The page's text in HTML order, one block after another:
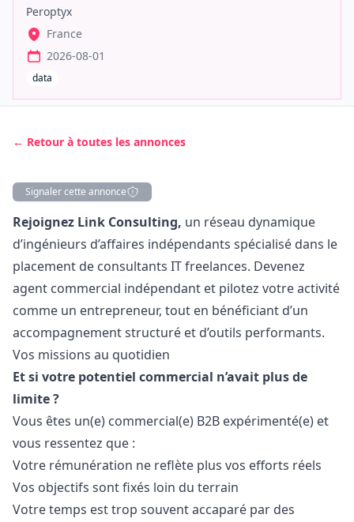
Peroptyx
France
2026-08-01
data
← Retour à toutes les annonces
Signaler cette annonce
Description
Rejoignez Link Consulting, un réseau dynamique
d’ingénieurs d’affaires indépendants spécialisé dans le
placement de consultants IT freelances. Devenez
agent commercial indépendant et pilotez votre activité
comme un entrepreneur, tout en bénéficiant d’un
accompagnement structuré et d’outils performants.
Vos missions au quotidien
Et si votre potentiel commercial n’avait plus de
limite ?
Vous êtes un(e) commercial(e) B2B expérimenté(e) et
vous ressentez que :
Votre rémunération ne reflète plus vos efforts réels
Vos objectifs sont fixés loin du terrain
Votre temps est trop souvent accaparé par des